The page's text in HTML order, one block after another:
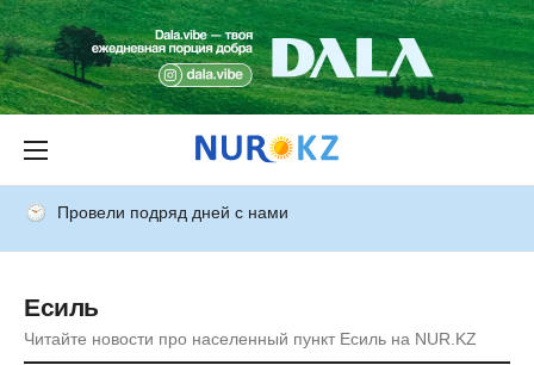
Провели подряд дней с нами
Есиль
Читайте новости про населенный пункт Есиль на NUR.KZ